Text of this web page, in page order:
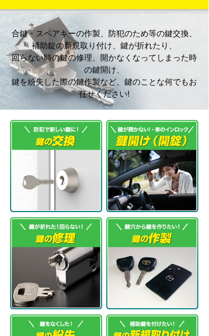
合鍵・スペアキーの作製、防犯のため等の鍵交換、
補助錠の新規取り付け、鍵が折れたり、
回らない時の鍵の修理、開かなくなってしまった時
の鍵開け、
鍵を紛失した際の鍵作製など、鍵のことな何でもお
任せください!